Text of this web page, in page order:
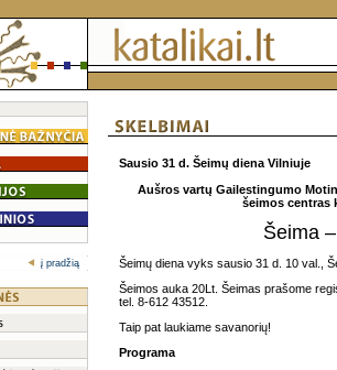
į pradžią
Sausio 31 d. Šeimų diena Vilniuje
Aušros vartų Gailestingumo
šeimos centras
Šeima
Šeimų diena vyks sausio 31 d. 10 val.,
Šeimos auka 20Lt. Šeimas prašome
tel. 8-612 43512.
Taip pat laukiame savanorių!
Programa